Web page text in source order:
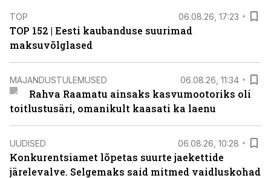
TOP 06.08.26, 17:23
TOP 152 | Eesti kaubanduse suurimad
maksuvõlglased
MAJANDUSTULEMUSED 06.08.26, 11:34
Rahva Raamatu ainsaks kasvumootoriks oli
toitlustusäri, omanikult kaasati ka laenu
UUDISED 06.08.26, 10:28
Konkurentsiamet lõpetas suurte jaekettide
järelevalve. Selgemaks said mitmed vaidluskohad